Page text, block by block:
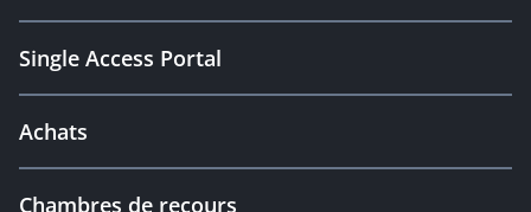
Single Access Portal
Achats
Chambres de recours